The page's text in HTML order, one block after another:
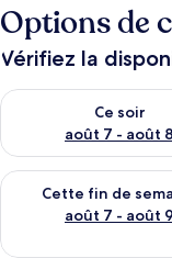
Options de
Vérifiez la
Ce soir
août 7 - août 8
Vérifier la
Cette fin de
août 7 - août 9
Vérifier la